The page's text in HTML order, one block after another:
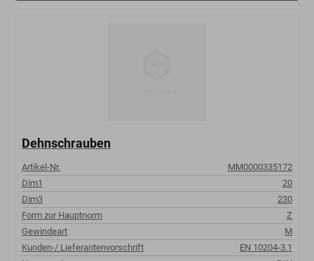
Dehnschrauben
Artikel-Nr.
MM0000335172
Dim1
20
Dim3
230
Form zur Hauptnorm
Z
Gewindeart
M
Kunden-/ Lieferantenvorschrift
EN 10204-3.1